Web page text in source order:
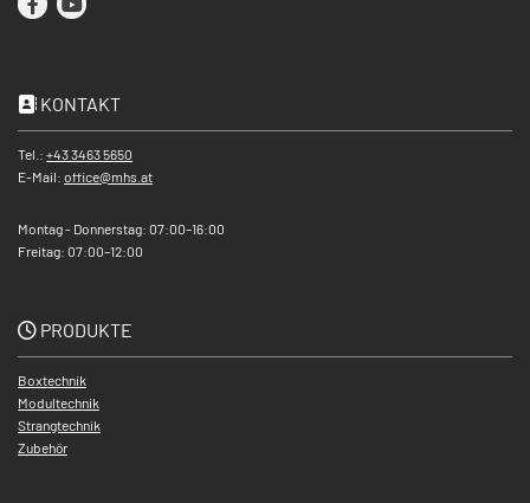
 KONTAKT
Tel.: +43 3463 5650
E-Mail: office@mhs.at
Montag - Donnerstag: 07:00–16:00
Freitag: 07:00–12:00
 PRODUKTE
Boxtechnik
Modultechnik
Strangtechnik
Zubehör